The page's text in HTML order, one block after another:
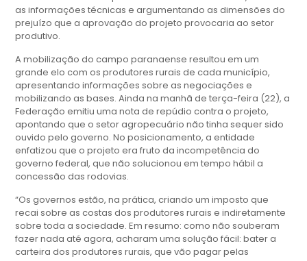
as informações técnicas e argumentando as dimensões do
prejuízo que a aprovação do projeto provocaria ao setor
produtivo.
A mobilização do campo paranaense resultou em um
grande elo com os produtores rurais de cada município,
apresentando informações sobre as negociações e
mobilizando as bases. Ainda na manhã de terça-feira (22), a
Federação emitiu uma nota de repúdio contra o projeto,
apontando que o setor agropecuário não tinha sequer sido
ouvido pelo governo. No posicionamento, a entidade
enfatizou que o projeto era fruto da incompetência do
governo federal, que não solucionou em tempo hábil a
concessão das rodovias.
“Os governos estão, na prática, criando um imposto que
recai sobre as costas dos produtores rurais e indiretamente
sobre toda a sociedade. Em resumo: como não souberam
fazer nada até agora, acharam uma solução fácil: bater a
carteira dos produtores rurais, que vão pagar pelas